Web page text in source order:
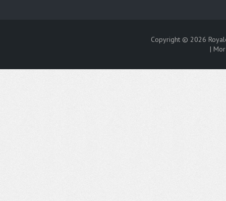
Copyright © 2026
|